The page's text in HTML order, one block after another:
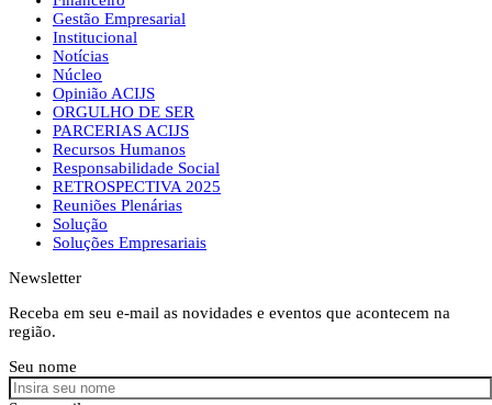
Gestão Empresarial
Institucional
Notícias
Núcleo
Opinião ACIJS
ORGULHO DE SER
PARCERIAS ACIJS
Recursos Humanos
Responsabilidade Social
RETROSPECTIVA 2025
Reuniões Plenárias
Solução
Soluções Empresariais
Newsletter
Receba em seu e-mail as novidades e eventos que acontecem na
região.
Seu nome